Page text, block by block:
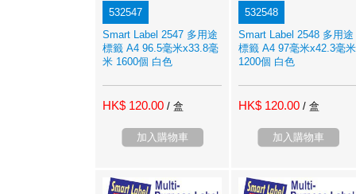
532547
Smart Label 2547 多用途
標籤 A4 96.5毫米x33.8毫
米 1600個 白色
HK$ 120.00 / 盒
加入購物車
532548
Smart Label 2548 多用途
標籤 A4 97毫米x42.3毫米
1200個 白色
HK$ 120.00 / 盒
加入購物車